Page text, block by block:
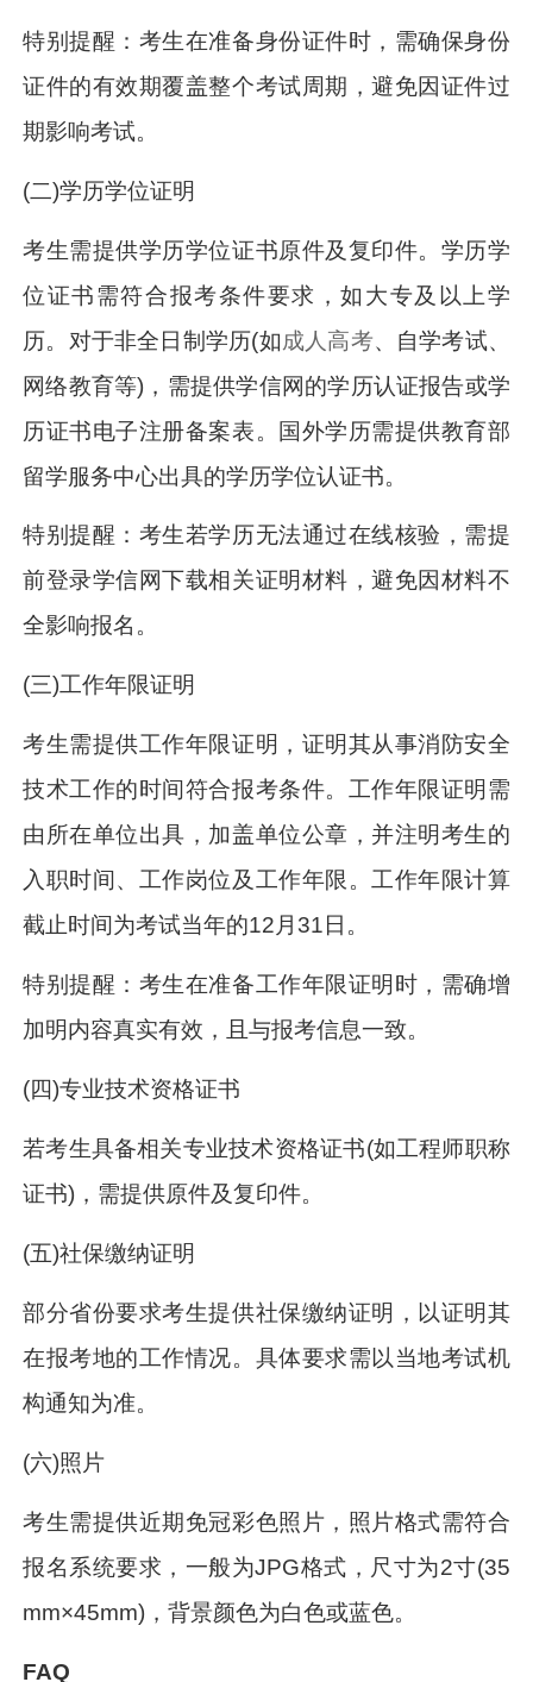
特别提醒：考生在准备身份证件时，需确保身份
证件的有效期覆盖整个考试周期，避免因证件过
期影响考试。
(二)学历学位证明
考生需提供学历学位证书原件及复印件。学历学
位证书需符合报考条件要求，如大专及以上学
历。对于非全日制学历(如成人高考、自学考试、
网络教育等)，需提供学信网的学历认证报告或学
历证书电子注册备案表。国外学历需提供教育部
留学服务中心出具的学历学位认证书。
特别提醒：考生若学历无法通过在线核验，需提
前登录学信网下载相关证明材料，避免因材料不
全影响报名。
(三)工作年限证明
考生需提供工作年限证明，证明其从事消防安全
技术工作的时间符合报考条件。工作年限证明需
由所在单位出具，加盖单位公章，并注明考生的
入职时间、工作岗位及工作年限。工作年限计算
截止时间为考试当年的12月31日。
特别提醒：考生在准备工作年限证明时，需确增
加明内容真实有效，且与报考信息一致。
(四)专业技术资格证书
若考生具备相关专业技术资格证书(如工程师职称
证书)，需提供原件及复印件。
(五)社保缴纳证明
部分省份要求考生提供社保缴纳证明，以证明其
在报考地的工作情况。具体要求需以当地考试机
构通知为准。
(六)照片
考生需提供近期免冠彩色照片，照片格式需符合
报名系统要求，一般为JPG格式，尺寸为2寸(35
mm×45mm)，背景颜色为白色或蓝色。
FAQ